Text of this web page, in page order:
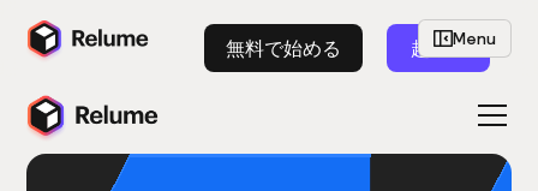
無料で始める 起動Menu